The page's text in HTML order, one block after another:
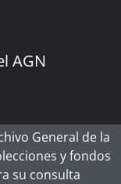
AGN
General de la
y fondos
su consulta